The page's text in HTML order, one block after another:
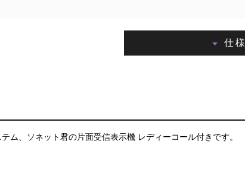
仕様
ム、ソネット君の片面受信表示機 レディーコール付きです。